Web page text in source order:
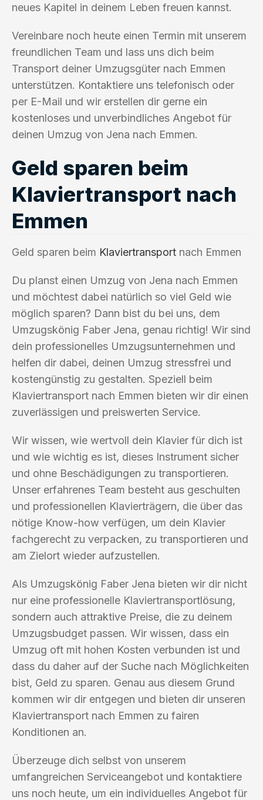
neues Kapitel in deinem Leben freuen kannst.
Vereinbare noch heute einen Termin mit unserem
freundlichen Team und lass uns dich beim
Transport deiner Umzugsgüter nach Emmen
unterstützen. Kontaktiere uns telefonisch oder
per E-Mail und wir erstellen dir gerne ein
kostenloses und unverbindliches Angebot für
deinen Umzug von Jena nach Emmen.
Geld sparen beim
Klaviertransport nach
Emmen
Geld sparen beim Klaviertransport nach Emmen
Du planst einen Umzug von Jena nach Emmen
und möchtest dabei natürlich so viel Geld wie
möglich sparen? Dann bist du bei uns, dem
Umzugskönig Faber Jena, genau richtig! Wir sind
dein professionelles Umzugsunternehmen und
helfen dir dabei, deinen Umzug stressfrei und
kostengünstig zu gestalten. Speziell beim
Klaviertransport nach Emmen bieten wir dir einen
zuverlässigen und preiswerten Service.
Wir wissen, wie wertvoll dein Klavier für dich ist
und wie wichtig es ist, dieses Instrument sicher
und ohne Beschädigungen zu transportieren.
Unser erfahrenes Team besteht aus geschulten
und professionellen Klavierträgern, die über das
nötige Know-how verfügen, um dein Klavier
fachgerecht zu verpacken, zu transportieren und
am Zielort wieder aufzustellen.
Als Umzugskönig Faber Jena bieten wir dir nicht
nur eine professionelle Klaviertransportlösung,
sondern auch attraktive Preise, die zu deinem
Umzugsbudget passen. Wir wissen, dass ein
Umzug oft mit hohen Kosten verbunden ist und
dass du daher auf der Suche nach Möglichkeiten
bist, Geld zu sparen. Genau aus diesem Grund
kommen wir dir entgegen und bieten dir unseren
Klaviertransport nach Emmen zu fairen
Konditionen an.
Überzeuge dich selbst von unserem
umfangreichen Serviceangebot und kontaktiere
uns noch heute, um ein individuelles Angebot für